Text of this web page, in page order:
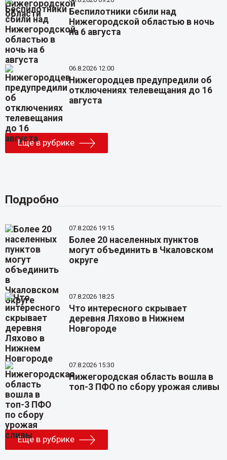
Беспилотники сбили над
Нижегородской областью в ночь
на 6 августа
06.8.2026 12:00
Нижегородцев предупредили об
отключениях телевещания до 16
августа
Еще в рубрике
Подробно
07.8.2026 19:15
Более 20 населенных пунктов
могут объединить в Чкаловском
округе
07.8.2026 18:25
Что интересного скрывает
деревня Ляхово в Нижнем
Новгороде
07.8.2026 15:30
Нижегородская область вошла в
топ-3 ПФО по сбору урожая сливы
Еще в рубрике